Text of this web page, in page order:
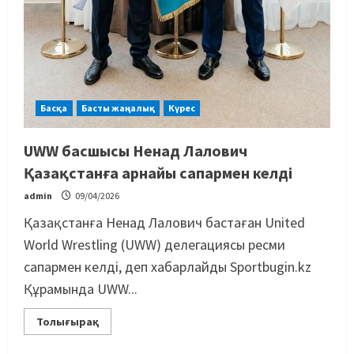
Басқа Басты жаңалық Күрес
UWW басшысы Ненад Лалович
Қазақстанға арнайы сапармен келді
admin 09/04/2026
Қазақстанға Ненад Лалович бастаған United
World Wrestling (UWW) делегациясы ресми
сапармен келді, деп хабарлайды Sportbugin.kz
Құрамында UWW...
Толығырақ
2
Басты жаңалық
Махмұд пен Сәкен: Азия
ойындарына кім барады?
07/08/2026
Басты жаңалық Күрес
файтері өзінен үш есе ауыр
балуанды таза жеңді
Басты жаңалық